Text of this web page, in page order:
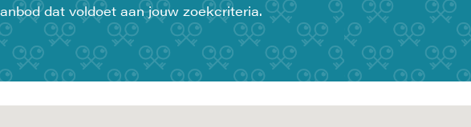
dat voldoet aan jouw zoekcriteria.